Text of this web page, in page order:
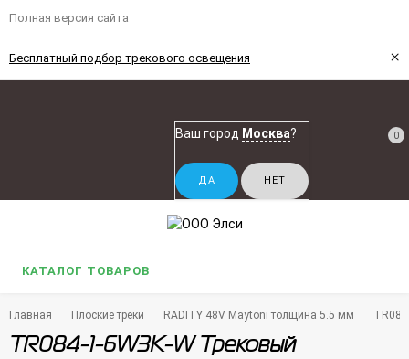
Полная версия сайта
Бесплатный подбор трекового освещения ×
Ваш город Москва? 0
КАТАЛОГ ТОВАРОВ
Главная Плоские треки RADITY 48V Maytoni толщина 5.5 мм
TR084-1-6W3K-W Трековый